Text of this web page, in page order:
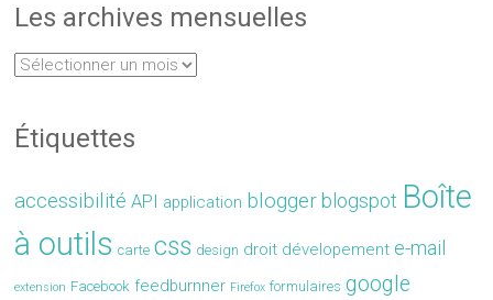
Les archives mensuelles
Étiquettes
accessibilité API application blogger blogspot Boîte
à outils carte css design droit dévelopement e-mail
extension Facebook feedburnner Firefox formulaires google